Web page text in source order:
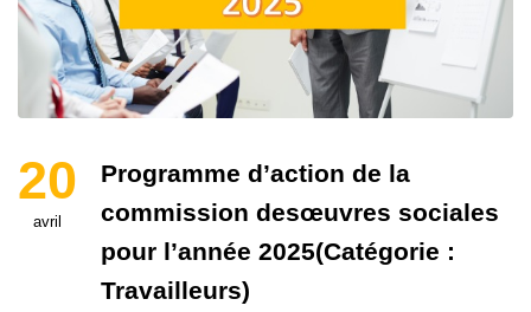
20
avril
Programme d’action de la
commission desœuvres sociales
pour l’année 2025(Catégorie :
Travailleurs)